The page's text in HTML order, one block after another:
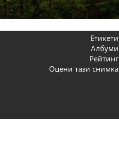
Етикети
Албуми
Рейтинг
Оцени тази снимка